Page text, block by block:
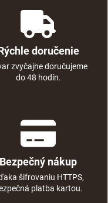
doručenie
zvyčajne doručujeme
do 48 hodín.
Bezpečný nákup
šifrovaniu HTTPS,
platba kartou.